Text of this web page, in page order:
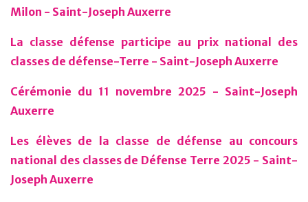
Milon - Saint-Joseph Auxerre
La classe défense participe au prix national des
classes de défense-Terre - Saint-Joseph Auxerre
Cérémonie du 11 novembre 2025 - Saint-Joseph
Auxerre
Les élèves de la classe de défense au concours
national des classes de Défense Terre 2025 - Saint-
Joseph Auxerre